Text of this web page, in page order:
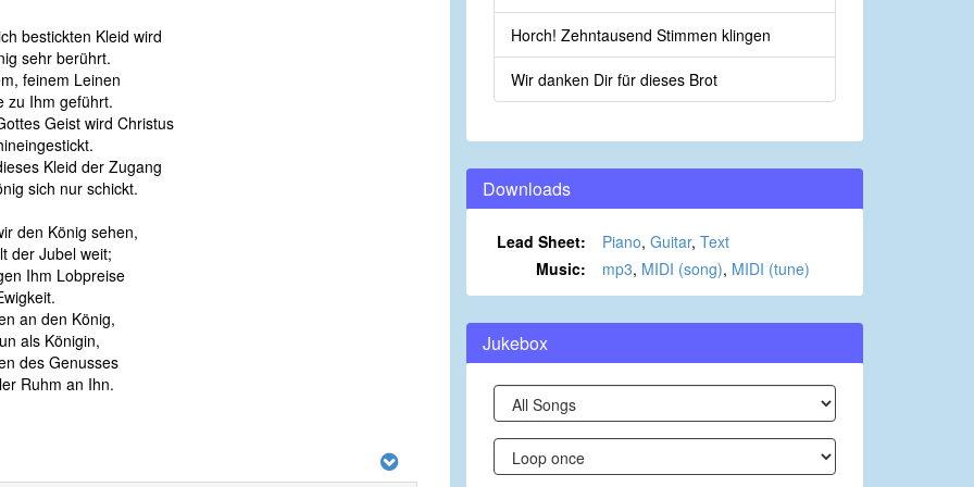
bestickten Kleid wird
sehr berührt.
feinem Leinen
zu Ihm geführt.
Geist wird Christus
Kleid der Zugang
sich nur schickt.
den König sehen,
der Jubel weit;
Ihm Lobpreise
an den König,
als Königin,
des Genusses
Ruhm an Ihn.
Horch! Zehntausend Stimmen klingen
Wir danken Dir für dieses Brot
Downloads
Lead Sheet: Piano, Guitar, Text
Music:
mp3, MIDI (song), MIDI (tune)
Jukebox